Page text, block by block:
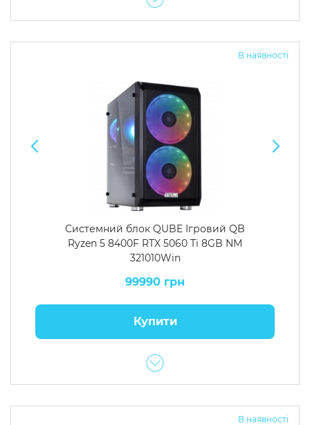
В наявності
Системний блок QUBE Ігровий QB
Ryzen 5 8400F RTX 5060 Ti 8GB NM
321010Win
99990 грн
Купити
В наявності